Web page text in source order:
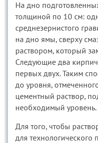
На дно
толщиной по 10 см:
среднезернистого
на дно ямы, сверху
раствором, который
Следующие два
первых двух. Таким
до уровня,
цементный раствор,
необходимый уровень.
Для того, чтобы
для технологического